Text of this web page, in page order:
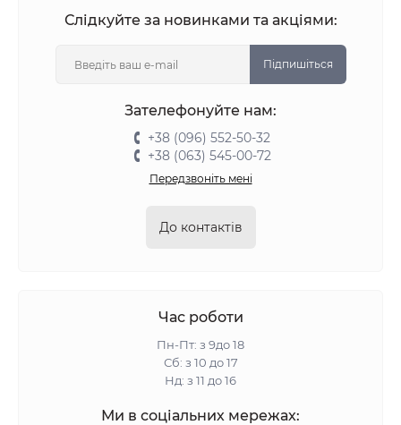
Слідкуйте за новинками та акціями:
Підпишіться
Зателефонуйте нам:
+38 (096) 552-50-32
+38 (063) 545-00-72
Передзвоніть мені
До контактів
Час роботи
Пн-Пт: з 9до 18
Сб: з 10 до 17
Нд: з 11 до 16
Ми в соціальних мережах: